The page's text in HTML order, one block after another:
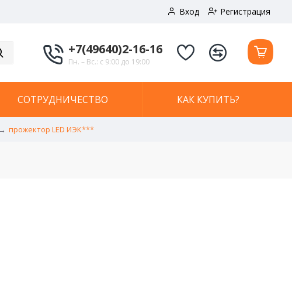
Вход Регистрация
+7(49640)2-16-16
Пн. – Вс.: с 9:00 до 19:00
СОТРУДНИЧЕСТВО КАК КУПИТЬ?
прожектор LED ИЭК***